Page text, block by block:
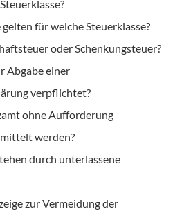
für welche Steuerklasse?
oder Schenkungsteuer?
Abgabe einer
verpflichtet?
ohne Aufforderung
werden?
durch unterlassene
zur Vermeidung der